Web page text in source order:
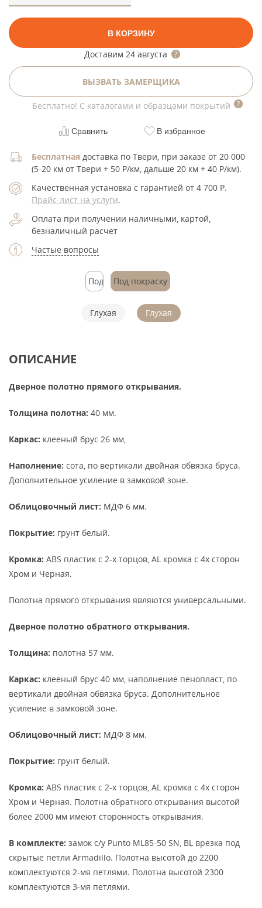
В КОРЗИНУ
Доставим 24 августа
ВЫЗВАТЬ ЗАМЕРЩИКА
Бесплатно! С каталогами и образцами покрытий
Сравнить В избранное
Бесплатная доставка по Твери, при заказе от 20 000
(5-20 км от Твери + 50 Р/км, дальше 20 км + 40 Р/км).
Качественная установка с гарантией от 4 700 Р.
Прайс-лист на услуги.
Оплата при получении наличными, картой,
безналичный расчет
Частые вопросы
Под
Под покраску
Глухая Глухая
ОПИСАНИЕ
Дверное полотно прямого открывания.
Толщина полотна: 40 мм.
Каркас: клееный брус 26 мм,
Наполнение: сота, по вертикали двойная обвязка бруса.
Дополнительное усиление в замковой зоне.
Облицовочный лист: МДФ 6 мм.
Покрытие: грунт белый.
Кромка: ABS пластик с 2-х торцов, AL кромка с 4х сторон
Хром и Черная.
Полотна прямого открывания являются универсальными.
Дверное полотно обратного открывания.
Толщина: полотна 57 мм.
Каркас: клееный брус 40 мм, наполнение пенопласт, по
вертикали двойная обвязка бруса. Дополнительное
усиление в замковой зоне.
Облицовочный лист: МДФ 8 мм.
Покрытие: грунт белый.
Кромка: АBS пластик с 2-х торцов, AL кромка с 4х сторон
Хром и Черная. Полотна обратного открывания высотой
более 2000 мм имеют сторонность открывания.
В комплекте: замок с/у Punto ML85-50 SN, BL врезка под
скрытые петли Armadillo. Полотна высотой до 2200
комплектуются 2-мя петлями. Полотна высотой 2300
комплектуются 3-мя петлями.